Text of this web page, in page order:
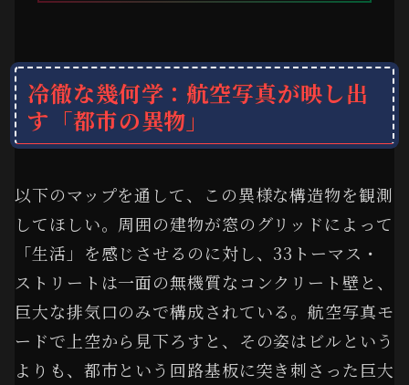
冷徹な幾何学：航空写真が映し出
す「都市の異物」
以下のマップを通して、この異様な構造物を観測
してほしい。周囲の建物が窓のグリッドによって
「生活」を感じさせるのに対し、33トーマス・
ストリートは一面の無機質なコンクリート壁と、
巨大な排気口のみで構成されている。航空写真モ
ードで上空から見下ろすと、その姿はビルという
よりも、都市という回路基板に突き刺さった巨大